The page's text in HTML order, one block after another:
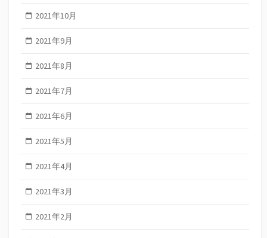
2021年10月
2021年9月
2021年8月
2021年7月
2021年6月
2021年5月
2021年4月
2021年3月
2021年2月